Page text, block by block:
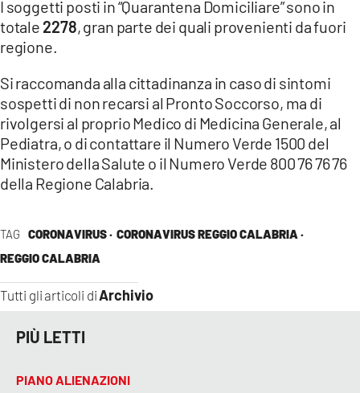
LACAPITALENEWS.IT
App
ANDROID
APPLE
TAG CORONAVIRUS · CORONAVIRUS REGGIO CALABRIA ·
REGGIO CALABRIA
Tutti gli articoli diArchivio
I soggetti posti in “Quarantena Domiciliare” sono in
totale 2278, gran parte dei quali provenienti da fuori
regione.
Si raccomanda alla cittadinanza in caso di sintomi
sospetti di non recarsi al Pronto Soccorso, ma di
rivolgersi al proprio Medico di Medicina Generale, al
Pediatra, o di contattare il Numero Verde 1500 del
Ministero della Salute o il Numero Verde 800 76 76 76
della Regione Calabria.
PIÙ LETTI
PIANO ALIENAZIONI